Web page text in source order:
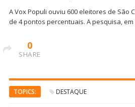
A Vox Populi ouviu 600 eleitores de São
de 4 pontos percentuais. A pesquisa,
0
SHARE
TOPICS: DESTAQUE